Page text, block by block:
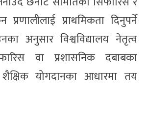
प्रणालीलाई प्राथमिकता दिनुपर्ने
अनुसार विश्वविद्यालय नेतृत्व
वा प्रशासनिक दबाबका
योगदानका आधारमा तय